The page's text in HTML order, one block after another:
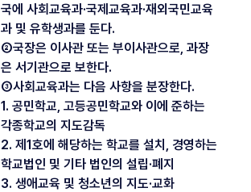
국에 사회교육과·국제교육과·재외국민교육
과 및 유학생과를 둔다.
②국장은 이사관 또는 부이사관으로, 과장
은 서기관으로 보한다.
③사회교육과는 다음 사항을 분장한다.
1. 공민학교, 고등공민학교와 이에 준하는
각종학교의 지도감독
2. 제1호에 해당하는 학교를 설치, 경영하는
학교법인 및 기타 법인의 설립·폐지
3. 생애교육 및 청소년의 지도·교화